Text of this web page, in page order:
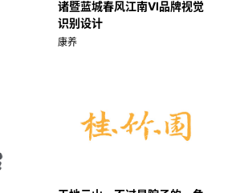
诸暨蓝城春风江南VI品牌视觉
识别设计
康养